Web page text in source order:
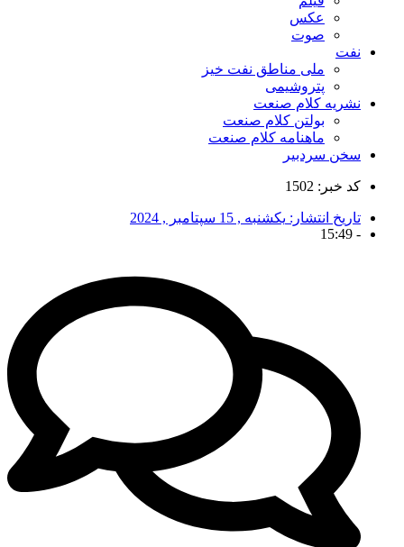
عکس
صوت
نفت
ملی مناطق نفت خیز
پتروشیمی
نشریه کلام صنعت
بولتن کلام صنعت
ماهنامه کلام صنعت
سخن سردبیر
کد خبر: 1502
تاریخ انتشار: یکشنبه , 15 سپتامبر , 2024
-
15:49